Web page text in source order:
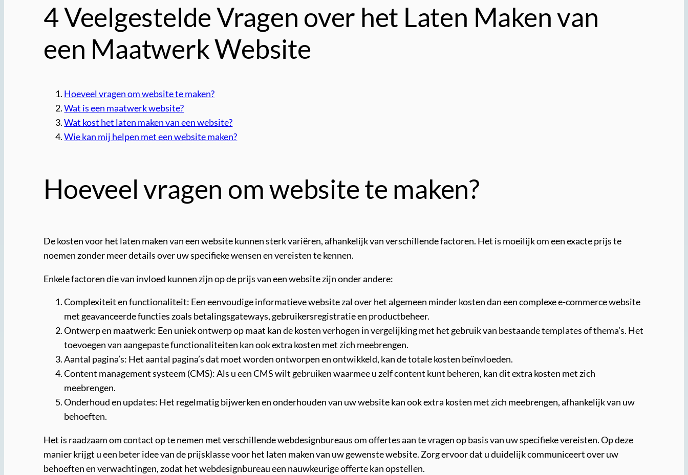
4 Veelgestelde Vragen over het Laten Maken van
een Maatwerk Website
Hoeveel vragen om website te maken?
Wat is een maatwerk website?
Wat kost het laten maken van een website?
Wie kan mij helpen met een website maken?
Hoeveel vragen om website te maken?
De kosten voor het laten maken van een website kunnen sterk variëren, afhankelijk van verschillende factoren. Het is moeilijk om een exacte prijs te
noemen zonder meer details over uw specifieke wensen en vereisten te kennen.
Enkele factoren die van invloed kunnen zijn op de prijs van een website zijn onder andere:
Complexiteit en functionaliteit: Een eenvoudige informatieve website zal over het algemeen minder kosten dan een complexe e-commerce website
met geavanceerde functies zoals betalingsgateways, gebruikersregistratie en productbeheer.
Ontwerp en maatwerk: Een uniek ontwerp op maat kan de kosten verhogen in vergelijking met het gebruik van bestaande templates of thema’s. Het
toevoegen van aangepaste functionaliteiten kan ook extra kosten met zich meebrengen.
Aantal pagina’s: Het aantal pagina’s dat moet worden ontworpen en ontwikkeld, kan de totale kosten beïnvloeden.
Content management systeem (CMS): Als u een CMS wilt gebruiken waarmee u zelf content kunt beheren, kan dit extra kosten met zich
meebrengen.
Onderhoud en updates: Het regelmatig bijwerken en onderhouden van uw website kan ook extra kosten met zich meebrengen, afhankelijk van uw
behoeften.
Het is raadzaam om contact op te nemen met verschillende webdesignbureaus om offertes aan te vragen op basis van uw specifieke vereisten. Op deze
manier krijgt u een beter idee van de prijsklasse voor het laten maken van uw gewenste website. Zorg ervoor dat u duidelijk communiceert over uw
behoeften en verwachtingen, zodat het webdesignbureau een nauwkeurige offerte kan opstellen.